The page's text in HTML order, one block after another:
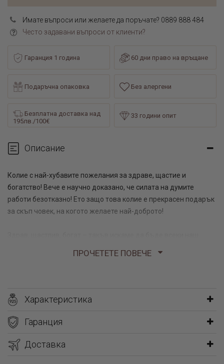
Имате въпроси или желаете да поръчате? 0889 888 484
Често задавани въпроси от клиенти?
Гаранция 1 година 60 дни право на връщане
Подаръчна опаковка Без алергени
Безплатна доставка над
195лв./100€
33 години опит
Описание
Колие с най-хубавите пожелания за здраве, щастие и
богатство! Вече е научно доказано, че силата на думите
работи безотказно! Ето защо това колие е прекрасен подарък
за скъп човек, на когото желаете най-доброто!
бъде забравено, защото ще бъде основен декоративен
елемент на подаръка ви.
състои неговото очарование?
ПРОЧЕТЕТЕ ПОВЕЧЕ
Характеристика
Гаранция
Доставка